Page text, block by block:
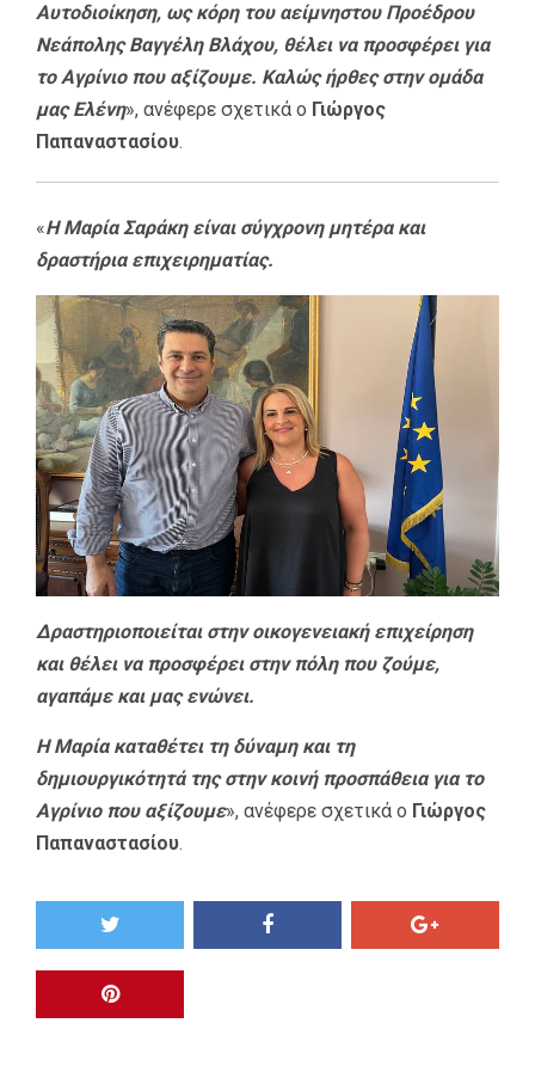
Αυτοδιοίκηση, ως κόρη του αείμνηστου Προέδρου
Νεάπολης Βαγγέλη Βλάχου, θέλει να προσφέρει για
το Αγρίνιο που αξίζουμε. Καλώς ήρθες στην ομάδα
μας Ελένη», ανέφερε σχετικά ο Γιώργος
Παπαναστασίου.
«Η Μαρία Σαράκη είναι σύγχρονη μητέρα και
δραστήρια επιχειρηματίας.
Δραστηριοποιείται στην οικογενειακή επιχείρηση
και θέλει να προσφέρει στην πόλη που ζούμε,
αγαπάμε και μας ενώνει.
Η Μαρία καταθέτει τη δύναμη και τη
δημιουργικότητά της στην κοινή προσπάθεια για το
Αγρίνιο που αξίζουμε», ανέφερε σχετικά ο Γιώργος
Παπαναστασίου.